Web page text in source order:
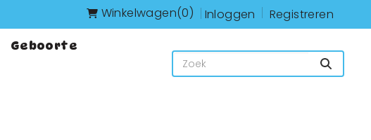
Winkelwagen(0) Inloggen Registreren
Geboorte
Zoeken